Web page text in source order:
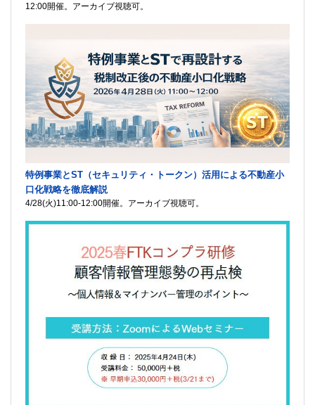
12:00開催。アーカイブ視聴可。
特例事業とST（セキュリティ・トークン）活用による不動産小
口化戦略を徹底解説
4/28(火)11:00-12:00開催。アーカイブ視聴可。